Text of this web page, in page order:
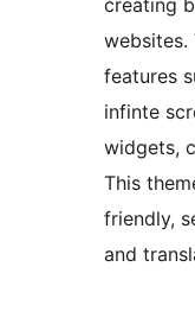
creating
websites.
features
infinte
widgets,
This
friendly,
and